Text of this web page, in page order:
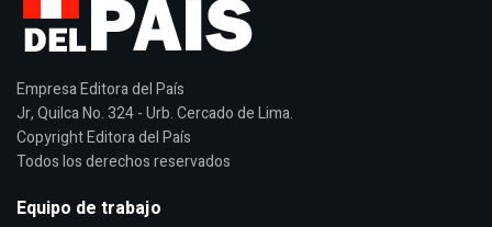
Empresa Editora del País
Jr, Quilca No. 324 - Urb. Cercado de Lima.
Copyright Editora del País
Todos los derechos reservados
Equipo de trabajo